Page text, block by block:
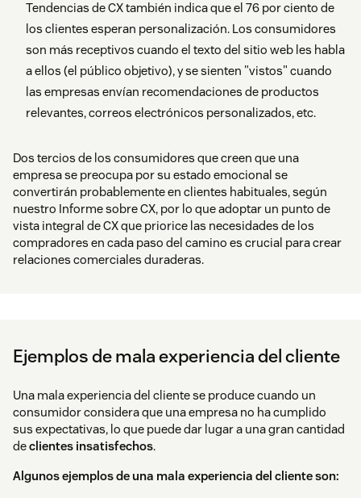
Tendencias de CX también indica que el 76 por ciento de
los clientes esperan personalización. Los consumidores
son más receptivos cuando el texto del sitio web les habla
a ellos (el público objetivo), y se sienten "vistos" cuando
las empresas envían recomendaciones de productos
relevantes, correos electrónicos personalizados, etc.
Dos tercios de los consumidores que creen que una
empresa se preocupa por su estado emocional se
convertirán probablemente en clientes habituales, según
nuestro Informe sobre CX, por lo que adoptar un punto de
vista integral de CX que priorice las necesidades de los
compradores en cada paso del camino es crucial para crear
relaciones comerciales duraderas.
Ejemplos de mala experiencia del cliente
Una mala experiencia del cliente se produce cuando un
consumidor considera que una empresa no ha cumplido
sus expectativas, lo que puede dar lugar a una gran cantidad
declientes insatisfechos.
Algunos ejemplos de una mala experiencia del cliente son: